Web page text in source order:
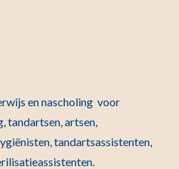
en nascholing voor
tandartsen, artsen,
tandartsassistenten,